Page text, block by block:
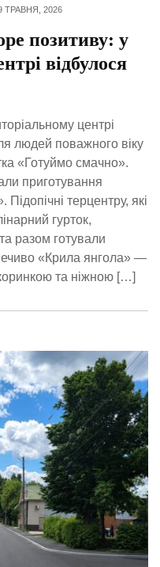
ТРАВНЯ, 2026
позитиву: у
відбулося
центрі
людей поважного віку
«Готуймо смачно».
приготування
терцентру, які
гурток,
разом готували
«Крила янгола» —
та ніжною […]